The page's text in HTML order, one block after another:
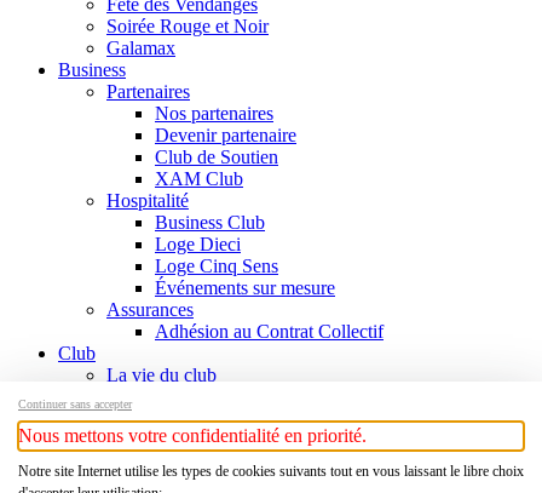
Fête des Vendanges
Soirée Rouge et Noir
Galamax
Business
Partenaires
Nos partenaires
Devenir partenaire
Club de Soutien
XAM Club
Hospitalité
Business Club
Loge Dieci
Loge Cinq Sens
Événements sur mesure
Assurances
Adhésion au Contrat Collectif
Club
La vie du club
Responsables
Contact
Histoire
Chronologie
Continuer sans accepter
Nous mettons votre confidentialité en priorité.
Notre site Internet utilise les types de cookies suivants tout en vous laissant le libre choix